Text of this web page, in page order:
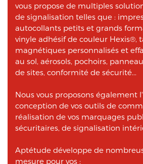
vous propose de multiples
de signalisation telles que :
autocollants petits et grands
vinyle adhésif de couleur Hexis®,
magnétiques personnalisés et
au sol, aérosols, pochoirs,
de sites, conformité de sécurité...
Nous vous proposons également
conception de vos outils de
réalisation de vos marquages
sécuritaires, de signalisation
Aptétude développe de
mesure pour vos :